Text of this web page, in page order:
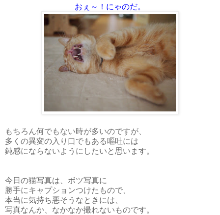
おぇ～！にゃのだ。
もちろん何でもない時が多いのですが、
多くの異変の入り口でもある嘔吐には
鈍感にならないようにしたいと思います。
今日の猫写真は、ボツ写真に
勝手にキャプションつけたもので、
本当に気持ち悪そうなときには、
写真なんか、なかなか撮れないものです。